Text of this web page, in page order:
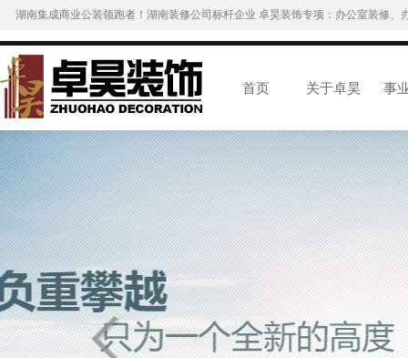
湖南集成商业公装领跑者！湖南装修公司标杆企业 卓昊装饰专项：办公室装修
首页 关于卓昊 事